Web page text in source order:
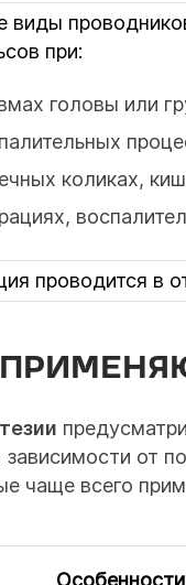
виды
при:
головы или
коликах,
проводится в
от
чаще всего
Особенности